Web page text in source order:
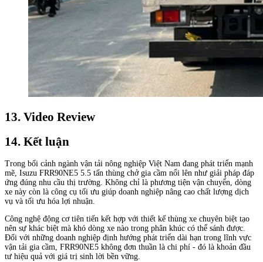
13. Video Review
14. Kết luận
Trong bối cảnh ngành vận tải nông nghiệp Việt Nam đang phát triển mạnh
mẽ, Isuzu FRR90NE5 5.5 tấn thùng chở gia cầm nổi lên như giải pháp đáp
ứng đúng nhu cầu thị trường. Không chỉ là phương tiện vận chuyển, dòng
xe này còn là công cụ tối ưu giúp doanh nghiệp nâng cao chất lượng dịch
vụ và tối ưu hóa lợi nhuận.
Công nghệ động cơ tiên tiến kết hợp với thiết kế thùng xe chuyên biệt tạo
nên sự khác biệt mà khó dòng xe nào trong phân khúc có thể sánh được.
Đối với những doanh nghiệp định hướng phát triển dài hạn trong lĩnh vực
vận tải gia cầm, FRR90NE5 không đơn thuần là chi phí - đó là khoản đầu
tư hiệu quả với giá trị sinh lời bền vững.